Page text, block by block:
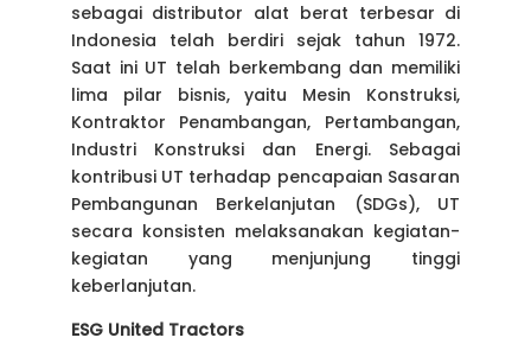
sebagai distributor alat berat terbesar di
Indonesia telah berdiri sejak tahun 1972.
Saat ini UT telah berkembang dan memiliki
lima pilar bisnis, yaitu Mesin Konstruksi,
Kontraktor Penambangan, Pertambangan,
Industri Konstruksi dan Energi. Sebagai
kontribusi UT terhadap pencapaian Sasaran
Pembangunan Berkelanjutan (SDGs), UT
secara konsisten melaksanakan kegiatan-
kegiatan yang menjunjung tinggi
keberlanjutan.
ESG United Tractors